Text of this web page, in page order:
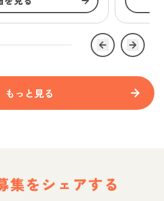
もっと見る
集をシェアする